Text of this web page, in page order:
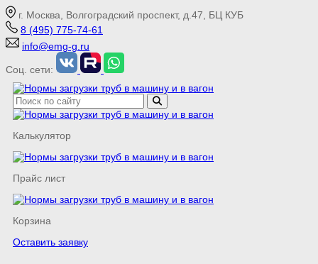
г. Москва, Волгоградский проспект, д.47, БЦ КУБ
8 (495) 775-74-61
info@emg-g.ru
Соц. сети:
Калькулятор
Прайс лист
Корзина
Оставить заявку